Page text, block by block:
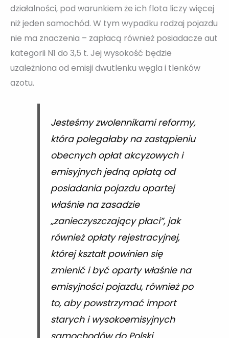
działalności, pod warunkiem że ich flota liczy więcej
niż jeden samochód. W tym wypadku rodzaj pojazdu
nie ma znaczenia – zapłacą również posiadacze aut
kategorii N1 do 3,5 t. Jej wysokość będzie
uzależniona od emisji dwutlenku węgla i tlenków
azotu.
Jesteśmy zwolennikami reformy,
która polegałaby na zastąpieniu
obecnych opłat akcyzowych i
emisyjnych jedną opłatą od
posiadania pojazdu opartej
właśnie na zasadzie
„zanieczyszczający płaci”, jak
również opłaty rejestracyjnej,
której kształt powinien się
zmienić i być oparty właśnie na
emisyjności pojazdu, również po
to, aby powstrzymać import
starych i wysokoemisyjnych